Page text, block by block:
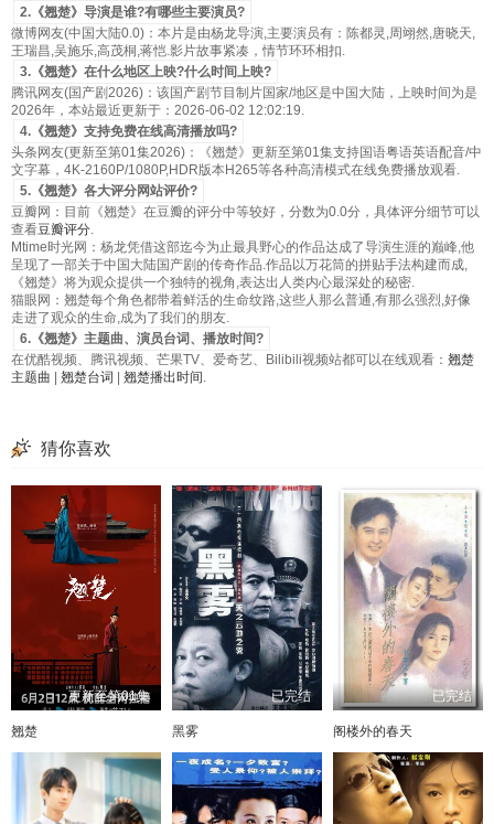
2.《翘楚》导演是谁?有哪些主要演员?
微博网友(中国大陆0.0)：本片是由杨龙导演,主要演员有：陈都灵,周翊然,唐晓天,
王瑞昌,吴施乐,高茂桐,蒋恺.影片故事紧凑，情节环环相扣.
3.《翘楚》在什么地区上映?什么时间上映?
腾讯网友(国产剧2026)：该国产剧节目制片国家/地区是中国大陆，上映时间为是
2026年，本站最近更新于：2026-06-02 12:02:19.
4.《翘楚》支持免费在线高清播放吗?
头条网友(更新至第01集2026)：《翘楚》更新至第01集支持国语粤语英语配音/中
文字幕，4K-2160P/1080P,HDR版本H265等各种高清模式在线免费播放观看.
5.《翘楚》各大评分网站评价?
豆瓣网：目前《翘楚》在豆瓣的评分中等较好，分数为0.0分，具体评分细节可以
查看豆瓣评分.
Mtime时光网：杨龙凭借这部迄今为止最具野心的作品达成了导演生涯的巅峰,他
呈现了一部关于中国大陆国产剧的传奇作品.作品以万花筒的拼贴手法构建而成,
《翘楚》将为观众提供一个独特的视角,表达出人类内心最深处的秘密.
猫眼网：翘楚每个角色都带着鲜活的生命纹路,这些人那么普通,有那么强烈,好像
走进了观众的生命,成为了我们的朋友.
6.《翘楚》主题曲、演员台词、播放时间?
在优酷视频、腾讯视频、芒果TV、爱奇艺、Bilibili视频站都可以在线观看： 翘楚
主题曲
翘楚台词 翘楚播出时间 .
猜你喜欢
更新至第01集
翘楚
已完结
黑雾
已完结
阁楼外的春天